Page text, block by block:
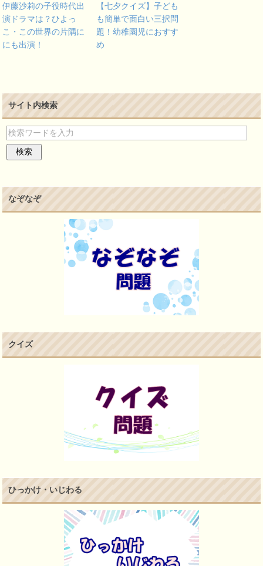
伊藤沙莉の子役時代出
演ドラマは？ひよっ
こ・この世界の片隅に
にも出演！
【七夕クイズ】子ども
も簡単で面白い三択問
題！幼稚園児におすす
め
サイト内検索
なぞなぞ
クイズ
ひっかけ・いじわる